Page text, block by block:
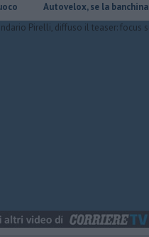
Autovelox, se la banchina è